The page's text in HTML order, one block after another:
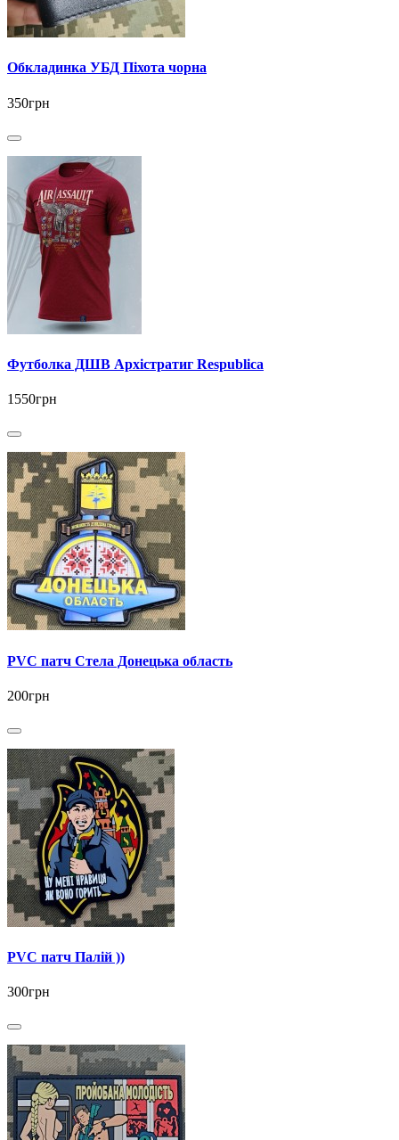
Обкладинка УБД Піхота чорна
350грн
Футболка ДШВ Архістратиг Respublica
1550грн
PVC патч Стела Донецька область
200грн
PVC патч Палій ))
300грн